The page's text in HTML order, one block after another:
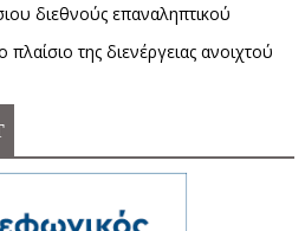
διεθνούς επαναληπτικού
της διενέργειας ανοιχτού